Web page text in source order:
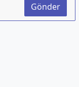
Gönder